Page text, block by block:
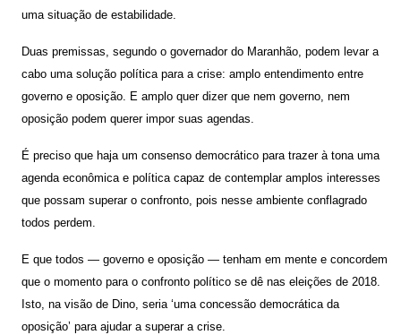
uma situação de estabilidade.
Duas premissas, segundo o governador do Maranhão, podem levar a
cabo uma solução política para a crise: amplo entendimento entre
governo e oposição. E amplo quer dizer que nem governo, nem
oposição podem querer impor suas agendas.
É preciso que haja um consenso democrático para trazer à tona uma
agenda econômica e política capaz de contemplar amplos interesses
que possam superar o confronto, pois nesse ambiente conflagrado
todos perdem.
E que todos — governo e oposição — tenham em mente e concordem
que o momento para o confronto político se dê nas eleições de 2018.
Isto, na visão de Dino, seria ‘uma concessão democrática da
oposição’ para ajudar a superar a crise.